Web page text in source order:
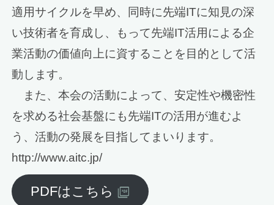
適用サイクルを早め、同時に先端ITに知見の深
い技術者を育成し、もって先端IT活用による企
業活動の価値向上に資することを目的として活
動します。
また、本会の活動によって、安定性や機密性
を求める社会基盤にも先端ITの活用が進むよ
う、活動の発展を目指してまいります。
http://www.aitc.jp/
PDFはこちら